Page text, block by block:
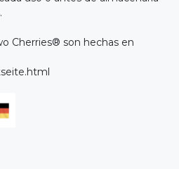
Cherries® son hechas en